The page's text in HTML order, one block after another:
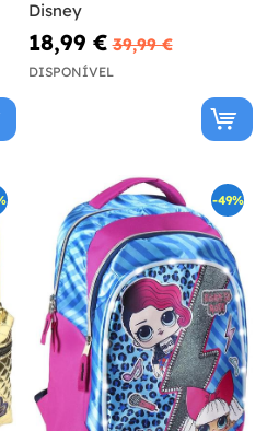
Disney
18,99 € 39,99 €
DISPONÍVEL
-49%